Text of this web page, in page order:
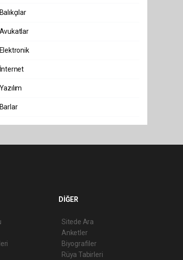
DİĞER
Sitede Ara
Anketler
Biyografiler
Rüya Tabirleri